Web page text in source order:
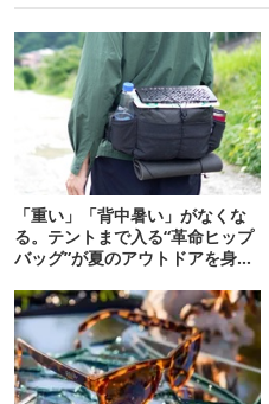
「重い」「背中暑い」がなくな
る。テントまで入る“革命ヒップ
バッグ”が夏のアウトドアを身軽